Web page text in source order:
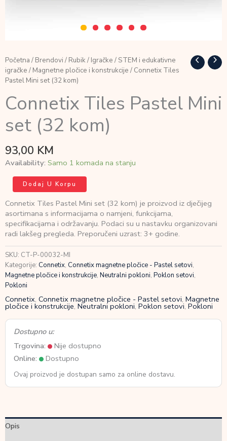
Početna / Brendovi / Rubik/ Igračke / STEM i edukativne
igračke / Magnetne pločice i konstrukcije / Connetix Tiles
Pastel Mini set (32 kom)
Connetix Tiles Pastel Mini
set (32 kom)
93,00 KM
Availability: Samo 1 komada na stanju
Connetix
Tiles
Pastel
Mini
set
(32
količina
Dodaj U Korpu
Connetix Tiles Pastel Mini set (32 kom) je proizvod iz dječijeg
asortimana s informacijama o namjeni, funkcijama,
specifikacijama i održavanju. Podaci su u nastavku organizovani
radi lakšeg pregleda. Preporučeni uzrast: 3+ godine.
SKU: CT-P-00032-MI
Kategorije: Connetix, Connetix magnetne pločice - Pastel setovi,
Magnetne pločice i konstrukcije, Neutralni pokloni, Poklon setovi,
Pokloni
Connetix, Connetix magnetne pločice - Pastel setovi, Magnetne
pločice i konstrukcije, Neutralni pokloni, Poklon setovi, Pokloni
Dostupno u:
Trgovina:
Nije dostupno
Online:
Dostupno
Ovaj proizvod je dostupan samo za online dostavu.
Opis